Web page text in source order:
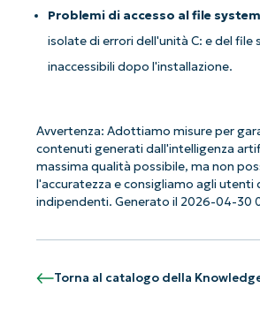
Problemi di accesso al file system
isolate di errori dell'unità C: e del file
inaccessibili dopo l'installazione.
Avvertenza: Adottiamo misure per
contenuti generati dall'intelligenza
massima qualità possibile, ma non
l'accuratezza e consigliamo agli utenti
indipendenti. Generato il 2026-04-30
Torna al catalogo della